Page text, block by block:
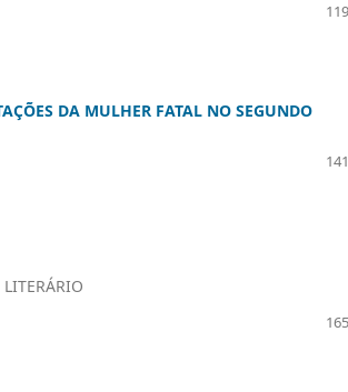
DA MULHER FATAL NO SEGUNDO